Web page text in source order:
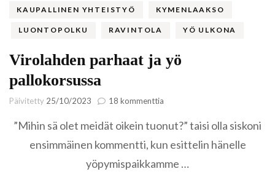
KAUPALLINEN YHTEISTYÖ KYMENLAAKSO
LUONTOPOLKU RAVINTOLA YÖ ULKONA
Virolahden parhaat ja yö
pallokorsussa
Päivitetty 25/10/2023 18 kommenttia
parhaat
yö
pallokorsussa
”Mihin sä olet meidät oikein tuonut?” taisi olla siskoni
ensimmäinen kommentti, kun esittelin hänelle
yöpymispaikkamme …